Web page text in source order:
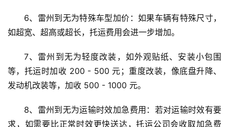
6、雷州到无为特殊车型加价：如果车辆有特殊尺寸，
如超宽、超高或超长，托运费用会进一步增加。
7、雷州到无为轻度改装，如外观贴纸、安装小包围
等，托运时加收 200 - 500 元；重度改装，像底盘升降、
发动机改装等，加收 500 - 1000 元。
8、雷州到无为运输时效加急费用：若对运输时效有要
求，如需要比正常时效更快送达，托运公司会收取加急费